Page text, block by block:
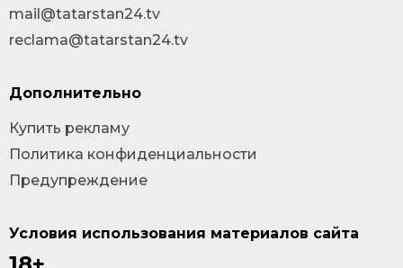
Условия использования материалов сайта
mail@tatarstan24.tv
reclama@tatarstan24.tv
Дополнительно
Купить рекламу
Политика конфиденциальности
Предупреждение